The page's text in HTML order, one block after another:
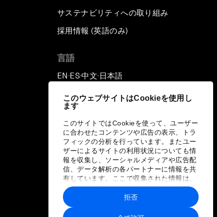
このウェブサイトはCookieを使用し
ます
このサイトではCookieを使って、ユーザー
に合わせたコンテンツや広告の表示、トラ
フィックの分析を行っています。またユー
ザーによるサイトの利用状況についても情
報を収集し、ソーシャルメディアや広告配
信、データ解析の各パートナーに情報を共
有しています。ここで収集された情報は、
ユーザーが各パートナーに提供した他の情
報や各パートナーのサービスを使用した際
に収集された情報と組み合わされ、各パー
トナーによって使用されることがありま
拒否
サステナビリティへの取り組み
採用情報 (英語のみ)
言語
EN ▪ ES▪中文▪ 日本語